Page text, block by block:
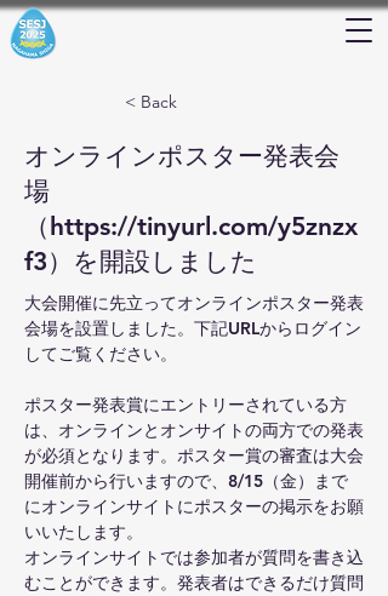
< Back
オンラインポスター発表会
場
（https://tinyurl.com/y5znzx
f3）を開設しました
大会開催に先立ってオンラインポスター発表
会場を設置しました。下記URLからログイン
してご覧ください。
ポスター発表賞にエントリーされている方
は、オンラインとオンサイトの両方での発表
が必須となります。ポスター賞の審査は大会
開催前から行いますので、8/15（金）まで
にオンラインサイトにポスターの掲示をお願
いいたします。
オンラインサイトでは参加者が質問を書き込
むことができます。発表者はできるだけ質問